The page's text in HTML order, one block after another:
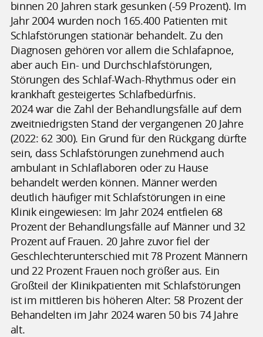
binnen 20 Jahren stark gesunken (-59 Prozent). Im
Jahr 2004 wurden noch 165.400 Patienten mit
Schlafstörungen stationär behandelt. Zu den
Diagnosen gehören vor allem die Schlafapnoe,
aber auch Ein- und Durchschlafstörungen,
Störungen des Schlaf-Wach-Rhythmus oder ein
krankhaft gesteigertes Schlafbedürfnis.
2024 war die Zahl der Behandlungsfälle auf dem
zweitniedrigsten Stand der vergangenen 20 Jahre
(2022: 62 300). Ein Grund für den Rückgang dürfte
sein, dass Schlafstörungen zunehmend auch
ambulant in Schlaflaboren oder zu Hause
behandelt werden können. Männer werden
deutlich häufiger mit Schlafstörungen in eine
Klinik eingewiesen: Im Jahr 2024 entfielen 68
Prozent der Behandlungsfälle auf Männer und 32
Prozent auf Frauen. 20 Jahre zuvor fiel der
Geschlechterunterschied mit 78 Prozent Männern
und 22 Prozent Frauen noch größer aus. Ein
Großteil der Klinikpatienten mit Schlafstörungen
ist im mittleren bis höheren Alter: 58 Prozent der
Behandelten im Jahr 2024 waren 50 bis 74 Jahre
alt.